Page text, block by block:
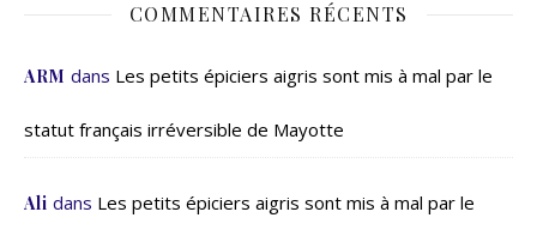
COMMENTAIRES RÉCENTS
ARM dans Les petits épiciers aigris sont mis à mal par le
statut français irréversible de Mayotte
Ali dans Les petits épiciers aigris sont mis à mal par le